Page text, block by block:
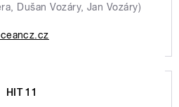
Dušan Vozáry, Jan Vozáry)
HIT 11